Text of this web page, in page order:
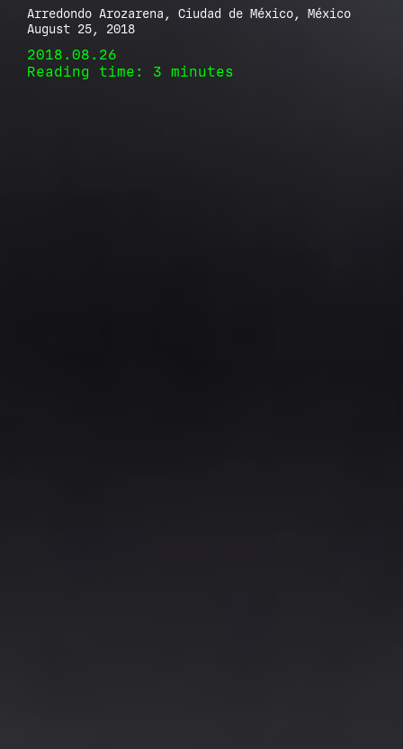
Arredondo Arozarena, Ciudad de México, México
August 25, 2018
2018.08.26
Reading time: 3 minutes